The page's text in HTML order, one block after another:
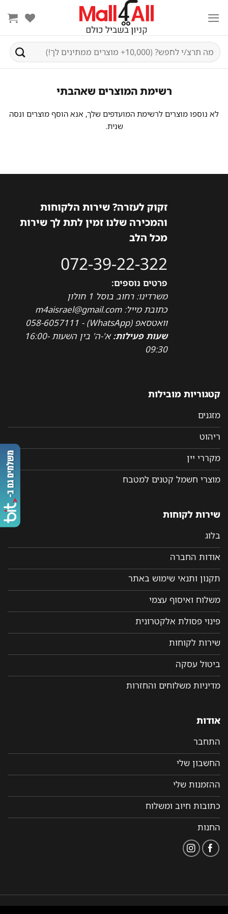
content
חיפוש
עבור:
רשימת המוצרים שאהבתי
לא נוספו מוצרים לרשימת המועדפים שלך, אנא הוסף מוצרים ונסה
שנית.
זקוק לעזרה? שירות הלקוחות
והמכירה שלנו זמין לתת לך שירות
מכל הלב
072-39-22-322
פרטים נוספים:
משרדינו: רחוב בוסל 1 חולון
כתובת מייל: m4aisrael@gmail.com
וואטסאפ (WhatsApp) - 058-6057111
שעות פעילות:
א'-ה' בין השעות 16:00-
09:30
קטגוריות מובילות
מזגנים
ריהוט
מקררי יין
מוצרי חשמל קטנים למטבח
שירות לקוחות
בלוג
אודות החברה
תקנון ותנאי שימוש באתר
משלוח ואיסוף עצמי
פינוי פסולת אלקטרונית
שירות לקוחות
ביטול עסקה
מדיניות משלוחים והחזרות
אודות
התחבר
החשבון שלי
ההזמנות שלי
כתובות חיוב ומשלוח
החנות